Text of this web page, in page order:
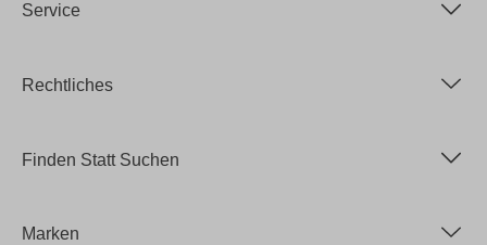
Service
Rechtliches
Finden Statt Suchen
Marken